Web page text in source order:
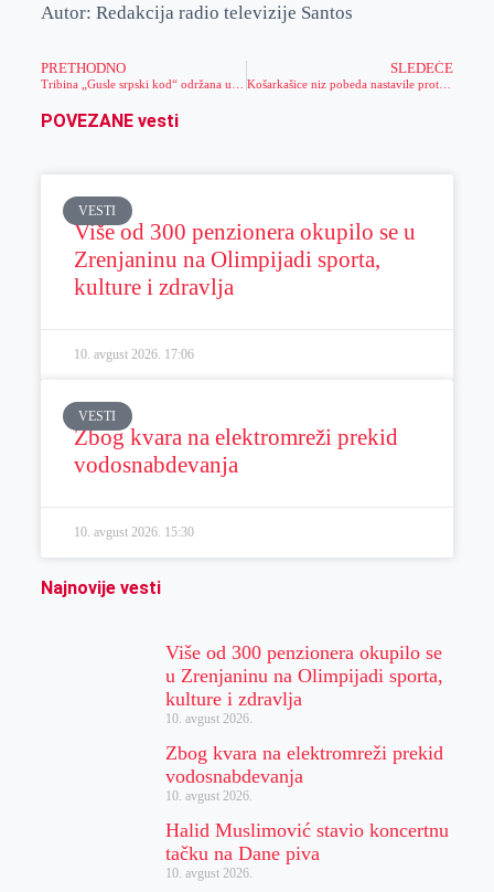
Autor: Redakcija radio televizije Santos
PRETHODNO SLEDEĆE
POVEZANE vesti
VESTI
Više od 300 penzionera okupilo se u
Zrenjaninu na Olimpijadi sporta,
kulture i zdravlja
10. avgust 2026. 17:06
VESTI
Zbog kvara na elektromreži prekid
vodosnabdevanja
10. avgust 2026. 15:30
Najnovije vesti
Više od 300 penzionera okupilo se
u Zrenjaninu na Olimpijadi sporta,
kulture i zdravlja
10. avgust 2026.
Zbog kvara na elektromreži prekid
vodosnabdevanja
10. avgust 2026.
Halid Muslimović stavio koncertnu
tačku na Dane piva
10. avgust 2026.